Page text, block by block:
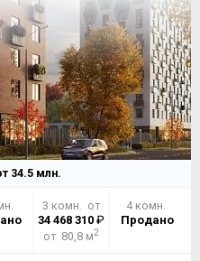
34.5млн.
3 комн. от
34 468 310 ₽
от 80,8 м2
4 комн.
Продано